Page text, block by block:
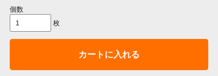
個数
枚
カートに入れる